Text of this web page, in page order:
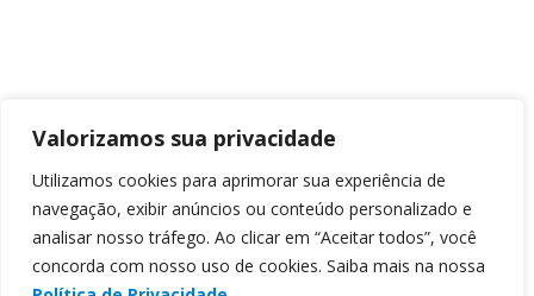
Valorizamos sua privacidade
Utilizamos cookies para aprimorar sua experiência de
navegação, exibir anúncios ou conteúdo personalizado e
analisar nosso tráfego. Ao clicar em “Aceitar todos”, você
concorda com nosso uso de cookies. Saiba mais na nossa